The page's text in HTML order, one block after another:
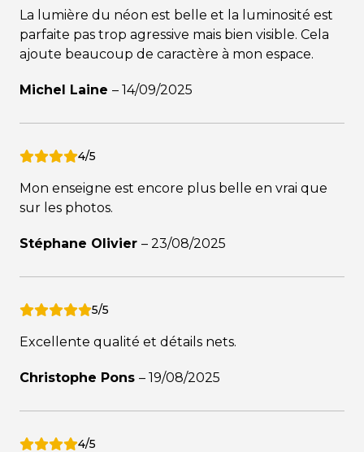
La lumière du néon est belle et la luminosité est
parfaite pas trop agressive mais bien visible. Cela
ajoute beaucoup de caractère à mon espace.
Michel Laine – 14/09/2025
4/5
Mon enseigne est encore plus belle en vrai que
sur les photos.
Stéphane Olivier – 23/08/2025
5/5
Excellente qualité et détails nets.
Christophe Pons – 19/08/2025
4/5